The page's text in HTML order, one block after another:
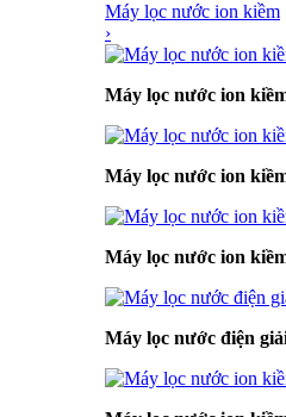
Máy lọc nước ion kiềm
›
Máy lọc nước ion
Máy lọc nước ion
Máy lọc nước ion
Máy lọc nước điện